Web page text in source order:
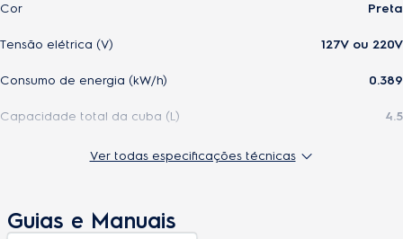
Cor Preta
Tensão elétrica (V) 127V ou 220V
Consumo de energia (kW/h) 0.389
Capacidade total da cuba (L) 4.5
Cesto removível
Tipo de painel
Ver todas especificações técnicas
Guias e Manuais